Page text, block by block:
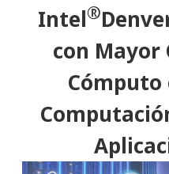
Intel®
con Mayor
Cómputo